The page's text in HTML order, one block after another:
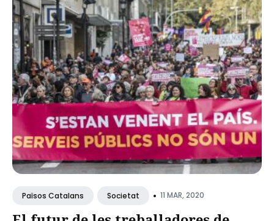
Països Catalans Societat • 11 MAR, 2020